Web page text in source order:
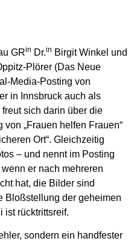
GRin Dr.in Birgit Winkel und
Plörer (Das Neue
Media-Posting von
in Innsbruck auch als
sich darin über die
„Frauen helfen Frauen“
Ort“. Gleichzeitig
– und nennt im Posting
er nach mehreren
hat, die Bilder sind
Bloßstellung der geheimen
ist rücktrittsreif.
sondern ein handfester